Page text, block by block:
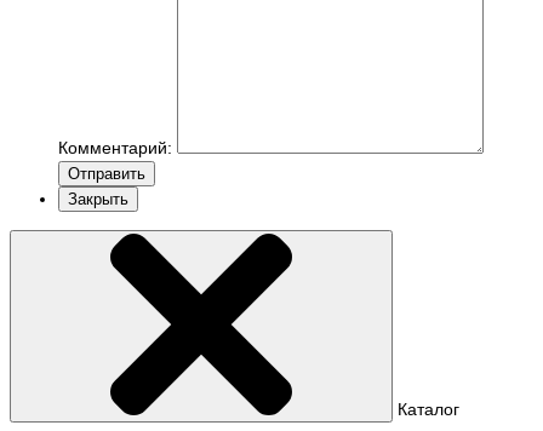
Комментарий:
Отправить
Закрыть
Каталог